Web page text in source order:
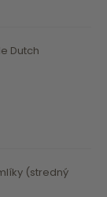
Dutch
(stredný